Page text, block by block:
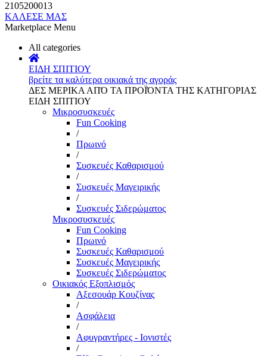
2105200013
ΚΑΛΕΣΕ ΜΑΣ
Marketplace Menu
All categories
ΕΙΔΗ ΣΠΙΤΙΟΥ
βρείτε τα καλύτερα οικιακά της αγοράς
ΔΕΣ ΜΕΡΙΚΑ ΑΠΌ ΤΑ ΠΡΟΪΌΝΤΑ ΤΗΣ ΚΑΤΗΓΟΡΙΑΣ
ΕΙΔΗ ΣΠΙΤΙΟΥ
Μικροσυσκευές
Fun Cooking
/
Πρωινό
/
Συσκευές Καθαρισμού
/
Συσκευές Μαγειρικής
/
Συσκευές Σιδερώματος
Μικροσυσκευές
Fun Cooking
Πρωινό
Συσκευές Καθαρισμού
Συσκευές Μαγειρικής
Συσκευές Σιδερώματος
Οικιακός Εξοπλισμός
Αξεσουάρ Κουζίνας
/
Ασφάλεια
/
Αφυγραντήρες - Ιονιστές
/